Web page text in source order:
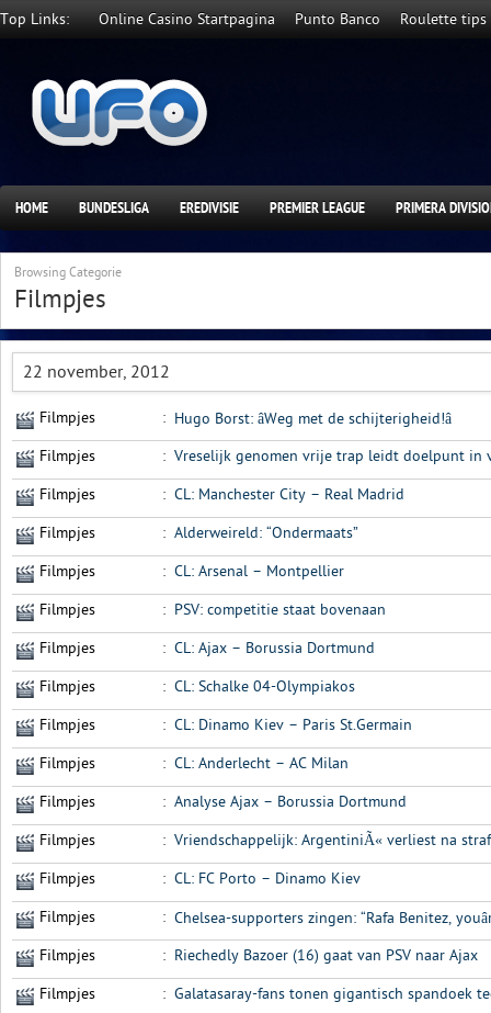
Top Links: Online Casino Startpagina Punto Banco Roulette tips
HOME BUNDESLIGA EREDIVISIE PREMIER LEAGUE PRIMERA
Browsing Categorie
Filmpjes
22 november, 2012
Filmpjes : Hugo Borst: âWeg met de schijterigheid!â
Filmpjes
: Vreselijk genomen vrije trap leidt doelpunt in
Filmpjes : CL: Manchester City – Real Madrid
Filmpjes : Alderweireld: “Ondermaats”
Filmpjes : CL: Arsenal – Montpellier
Filmpjes : PSV: competitie staat bovenaan
Filmpjes : CL: Ajax – Borussia Dortmund
Filmpjes : CL: Schalke 04-Olympiakos
Filmpjes : CL: Dinamo Kiev – Paris St.Germain
Filmpjes : CL: Anderlecht – AC Milan
Filmpjes : Analyse Ajax – Borussia Dortmund
Filmpjes : Vriendschappelijk: ArgentiniÃ« verliest na
Filmpjes : CL: FC Porto – Dinamo Kiev
Filmpjes : Chelsea-supporters zingen: “Rafa Benitez,
Filmpjes
: Riechedly Bazoer (16) gaat van PSV naar Ajax
Filmpjes : Galatasaray-fans tonen gigantisch spandoek